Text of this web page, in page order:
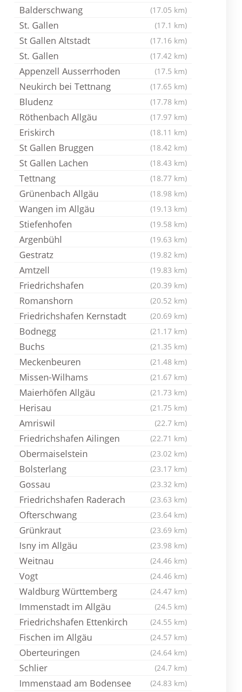
Balderschwang (17.05 km)
St. Gallen (17.1 km)
St Gallen Altstadt (17.16 km)
St. Gallen (17.42 km)
Appenzell Ausserrhoden (17.5 km)
Neukirch bei Tettnang (17.65 km)
Bludenz (17.78 km)
Röthenbach Allgäu (17.97 km)
Eriskirch (18.11 km)
St Gallen Bruggen (18.42 km)
St Gallen Lachen (18.43 km)
Tettnang (18.77 km)
Grünenbach Allgäu (18.98 km)
Wangen im Allgäu (19.13 km)
Stiefenhofen (19.58 km)
Argenbühl (19.63 km)
Gestratz (19.82 km)
Amtzell (19.83 km)
Friedrichshafen (20.39 km)
Romanshorn (20.52 km)
Friedrichshafen Kernstadt (20.69 km)
Bodnegg (21.17 km)
Buchs (21.35 km)
Meckenbeuren (21.48 km)
Missen-Wilhams (21.67 km)
Maierhöfen Allgäu (21.73 km)
Herisau (21.75 km)
Amriswil (22.7 km)
Friedrichshafen Ailingen (22.71 km)
Obermaiselstein (23.02 km)
Bolsterlang (23.17 km)
Gossau (23.32 km)
Friedrichshafen Raderach (23.63 km)
Ofterschwang (23.64 km)
Grünkraut (23.69 km)
Isny im Allgäu (23.98 km)
Weitnau (24.46 km)
Vogt (24.46 km)
Waldburg Württemberg (24.47 km)
Immenstadt im Allgäu (24.5 km)
Friedrichshafen Ettenkirch (24.55 km)
Fischen im Allgäu (24.57 km)
Oberteuringen (24.64 km)
Schlier (24.7 km)
Immenstaad am Bodensee (24.83 km)